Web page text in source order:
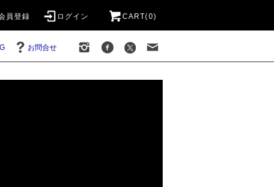
員登録 ログイン CART(0)
お問合せ